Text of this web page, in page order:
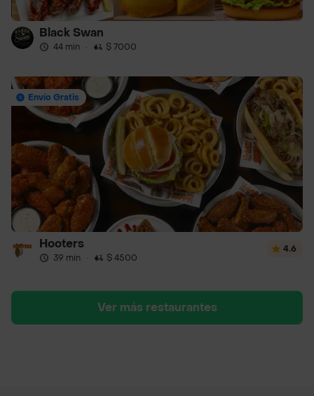
Black Swan
44 min · $ 7000
Envío Gratis
Hooters
39 min · $ 4500
4.6
Ver más restaurantes